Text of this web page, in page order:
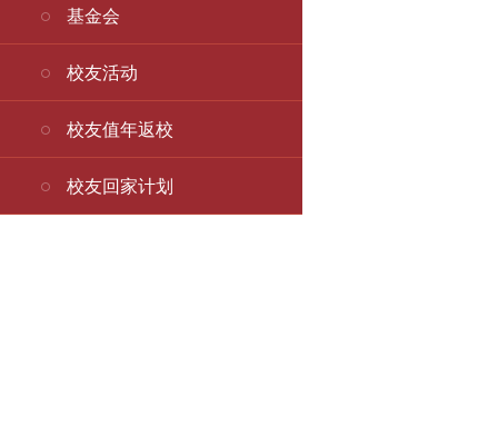
基金会
校友活动
校友值年返校
校友回家计划